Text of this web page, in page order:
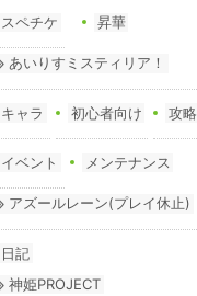
スペチケ 昇華
あいりすミスティリア！
キャラ 初心者向け 攻略
イベント メンテナンス
アズールレーン(プレイ休止)
日記
神姫PROJECT